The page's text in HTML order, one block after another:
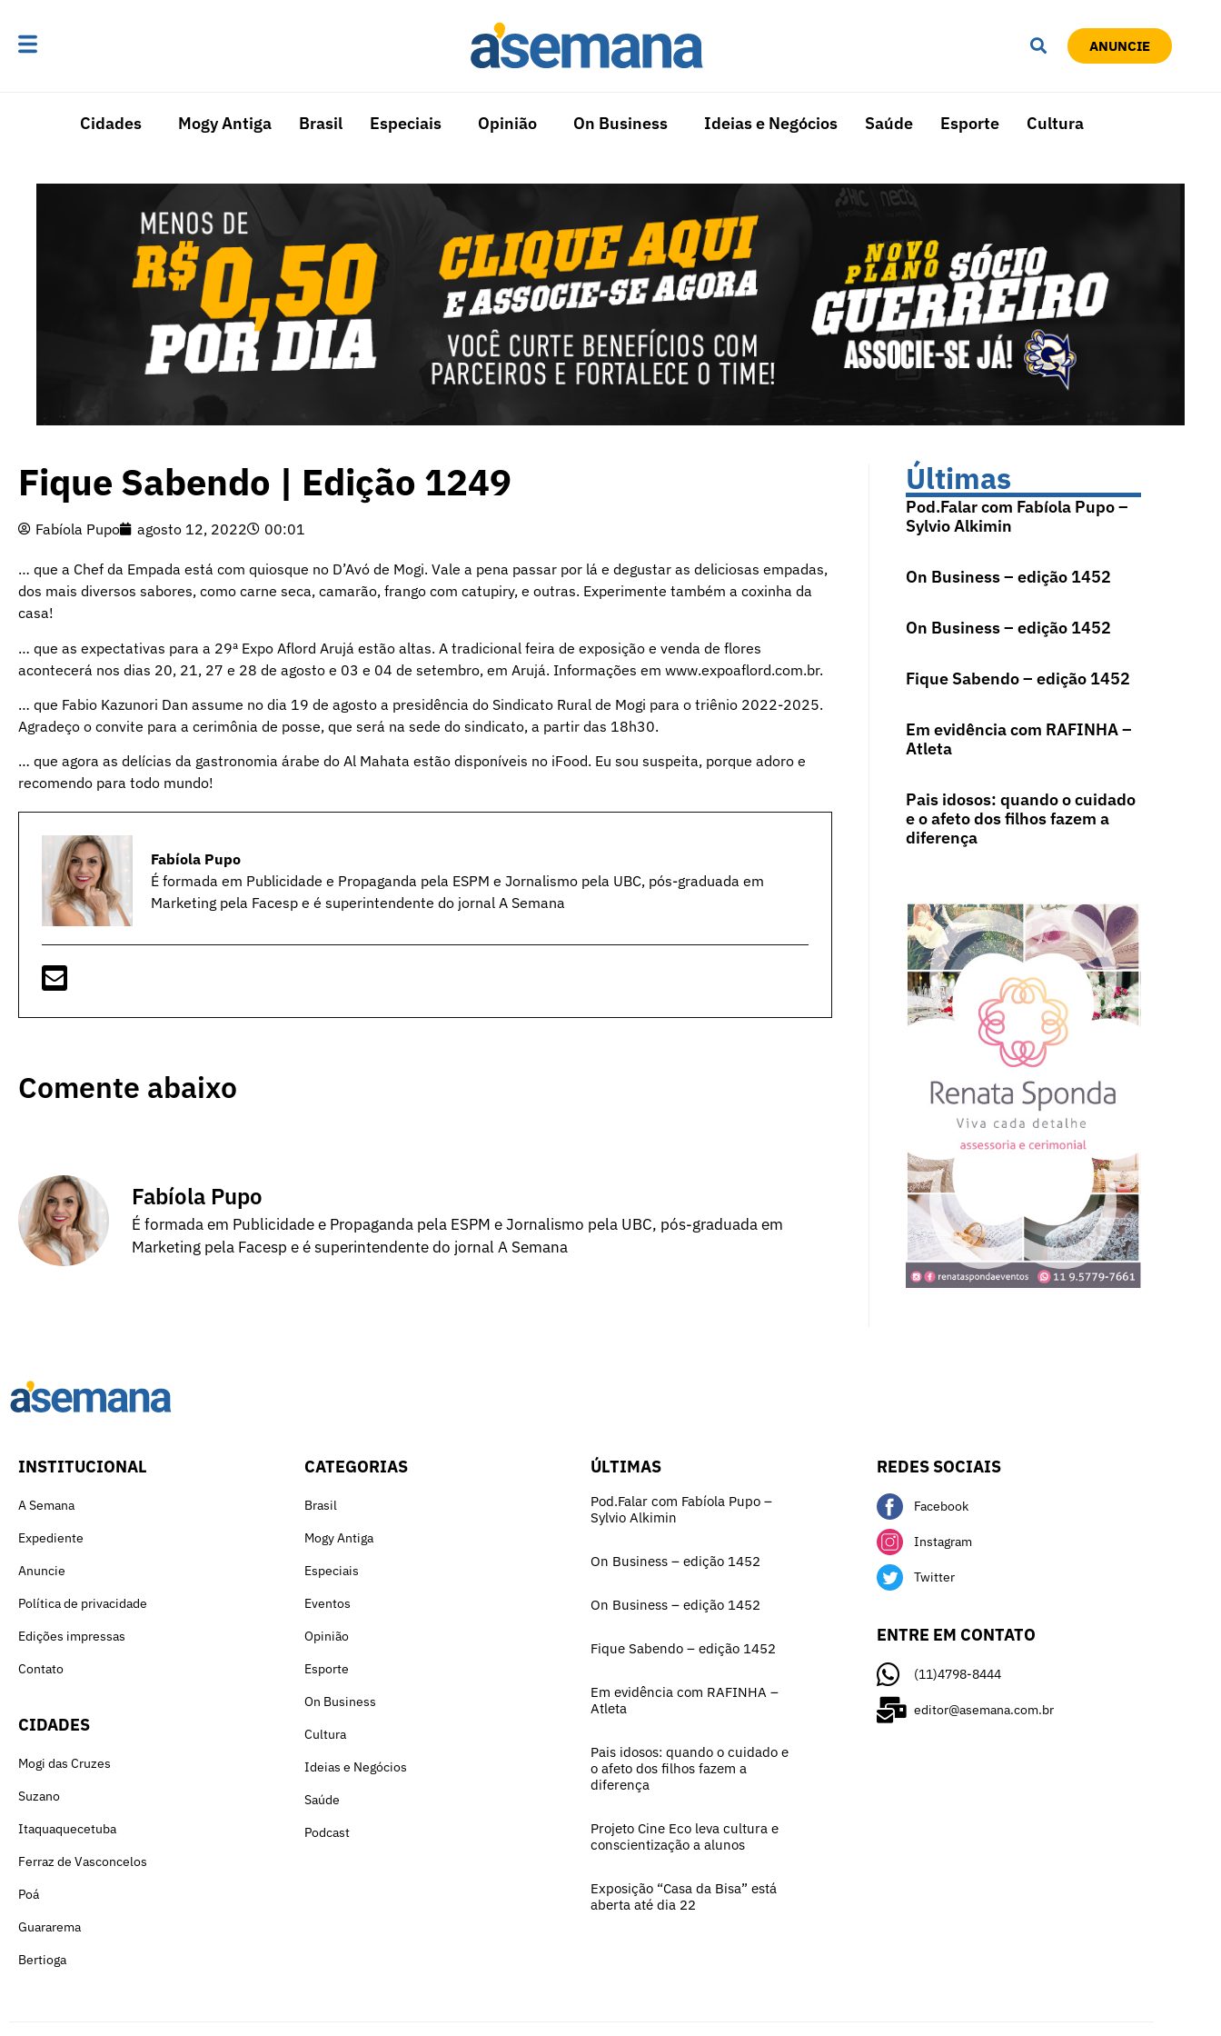
ANUNCIE
Cidades Mogy Antiga Brasil Especiais Opinião On Business Ideias e Negócios Saúde Esporte Cultura
Fique Sabendo | Edição 1249
Fabíola Pupo agosto 12, 2022 00:01
… que a Chef da Empada está com quiosque no D’Avó de Mogi. Vale a pena passar por lá e degustar as deliciosas empadas,
dos mais diversos sabores, como carne seca, camarão, frango com catupiry, e outras. Experimente também a coxinha da
casa!
… que as expectativas para a 29ª Expo Aflord Arujá estão altas. A tradicional feira de exposição e venda de flores
acontecerá nos dias 20, 21, 27 e 28 de agosto e 03 e 04 de setembro, em Arujá. Informações em www.expoaflord.com.br.
… que Fabio Kazunori Dan assume no dia 19 de agosto a presidência do Sindicato Rural de Mogi para o triênio 2022-2025.
Agradeço o convite para a cerimônia de posse, que será na sede do sindicato, a partir das 18h30.
… que agora as delícias da gastronomia árabe do Al Mahata estão disponíveis no iFood. Eu sou suspeita, porque adoro e
recomendo para todo mundo!
Fabíola Pupo
É formada em Publicidade e Propaganda pela ESPM e Jornalismo pela UBC, pós-graduada em
Marketing pela Facesp e é superintendente do jornal A Semana
Comente abaixo
Fabíola Pupo
É formada em Publicidade e Propaganda pela ESPM e Jornalismo pela UBC, pós-graduada em
Marketing pela Facesp e é superintendente do jornal A Semana
Últimas
Pod.Falar com Fabíola Pupo –
Sylvio Alkimin
On Business – edição 1452
On Business – edição 1452
Fique Sabendo – edição 1452
Em evidência com RAFINHA –
Atleta
Pais idosos: quando o cuidado
e o afeto dos filhos fazem a
diferença
INSTITUCIONAL
A Semana
Expediente
Anuncie
Política de privacidade
Edições impressas
Contato
CIDADES
Mogi das Cruzes
Suzano
Itaquaquecetuba
Ferraz de Vasconcelos
Poá
Guararema
Bertioga
CATEGORIAS
Brasil
Mogy Antiga
Especiais
Eventos
Opinião
Esporte
On Business
Cultura
Ideias e Negócios
Saúde
Podcast
ÚLTIMAS
Pod.Falar com Fabíola Pupo –
Sylvio Alkimin
On Business – edição 1452
On Business – edição 1452
Fique Sabendo – edição 1452
Em evidência com RAFINHA –
Atleta
Pais idosos: quando o cuidado e
o afeto dos filhos fazem a
diferença
Projeto Cine Eco leva cultura e
conscientização a alunos
Exposição “Casa da Bisa” está
aberta até dia 22
REDES SOCIAIS
Facebook
Instagram
Twitter
ENTRE EM CONTATO
(11)4798-8444
editor@asemana.com.br